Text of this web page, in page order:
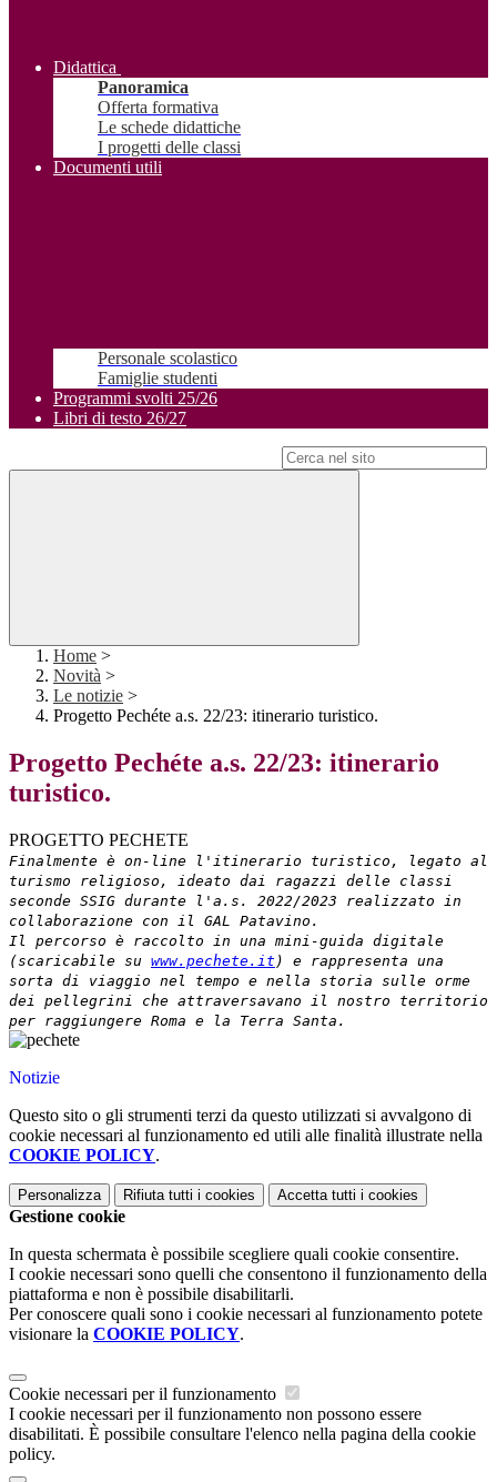
Didattica
Panoramica
Offerta formativa
Le schede didattiche
I progetti delle classi
Documenti utili
Personale scolastico
Famiglie studenti
Programmi svolti 25/26
Libri di testo 26/27
Home >
Novità >
Le notizie >
Progetto Pechéte a.s. 22/23: itinerario turistico.
Progetto Pechéte a.s. 22/23: itinerario
turistico.
PROGETTO PECHETE
Finalmente è on-line l'itinerario turistico,
legato al
turismo religioso, ideato dai ragazzi delle classi
seconde SSIG durante l'a.s. 2022/2023 realizzato in
collaborazione con il GAL Patavino.
Il percorso è raccolto in una mini-guida digitale
(scaricabile su www.pechete.it ) e rappresenta una
sorta di viaggio nel tempo e nella storia sulle orme
dei pellegrini che attraversavano il nostro territorio
per raggiungere Roma e la Terra Santa.
Notizie
Questo sito o gli strumenti terzi da questo utilizzati si avvalgono di
cookie necessari al funzionamento ed utili alle finalità illustrate nella
COOKIE POLICY.
Personalizza Rifiuta tutti i cookies Accetta tutti i cookies
Gestione cookie
In questa schermata è possibile scegliere quali cookie consentire.
I cookie necessari sono quelli che consentono il funzionamento della
piattaforma e non è possibile disabilitarli.
Per conoscere quali sono i cookie necessari al funzionamento potete
visionare la COOKIE POLICY.
Cookie necessari per il funzionamento
I cookie necessari per il funzionamento non possono essere
disabilitati. È possibile consultare l'elenco nella pagina della cookie
policy.